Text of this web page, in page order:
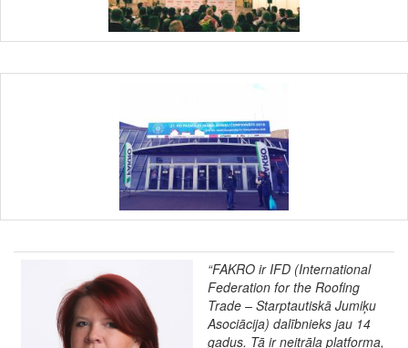
“FAKRO ir IFD (International
Federation for the Roofing
Trade – Starptautiskā Jumiķu
Asociācija) dalībnieks jau 14
gadus. Tā ir neitrāla platforma,